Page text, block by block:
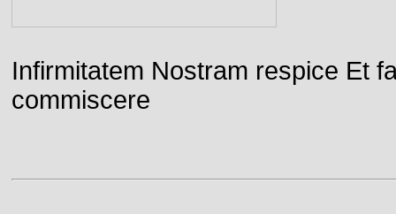
Infirmitatem Nostram respice Et
commiscere